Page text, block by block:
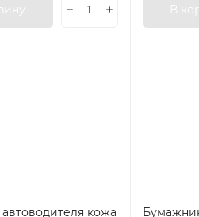
В
кожа